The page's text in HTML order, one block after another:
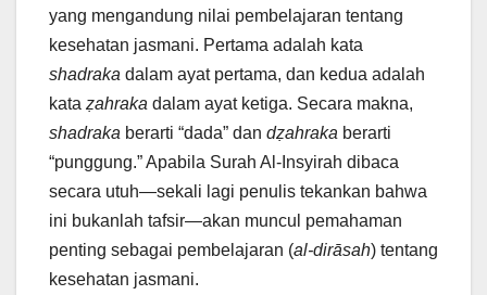
yang mengandung nilai pembelajaran tentang
kesehatan jasmani. Pertama adalah kata
shadraka dalam ayat pertama, dan kedua adalah
kata ẓahraka dalam ayat ketiga. Secara makna,
shadraka berarti “dada” dan dẓahraka berarti
“punggung.” Apabila Surah Al-Insyirah dibaca
secara utuh—sekali lagi penulis tekankan bahwa
ini bukanlah tafsir—akan muncul pemahaman
penting sebagai pembelajaran (al-dirāsah) tentang
kesehatan jasmani.